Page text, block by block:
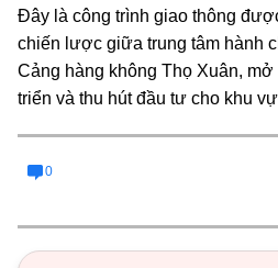
Đây là công trình giao thông
chiến lược giữa trung tâm hành
Cảng hàng không Thọ Xuân,
triển và thu hút đầu tư cho khu
0